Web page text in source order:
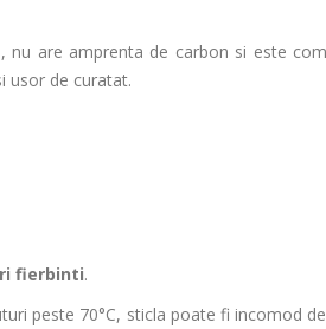
are amprenta de carbon si este
usor de curatat.
fierbinti.
peste 70°C, sticla poate fi incomod